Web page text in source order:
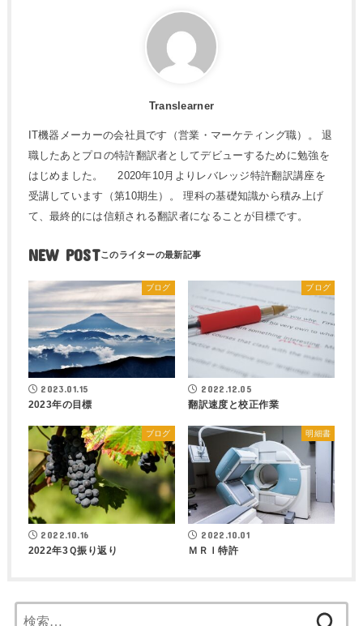
Translearner
IT機器メーカーの会社員です（営業・マーケティング職）。 退
職したあとプロの特許翻訳者としてデビューするために勉強を
はじめました。 2020年10月よりレバレッジ特許翻訳講座を
受講しています（第10期生）。 理科の基礎知識から積み上げ
て、最終的には信頼される翻訳者になることが目標です。
NEW POST
ブログ
2023.01.15
2023年の目標
ブログ
2022.12.05
翻訳速度と校正作業
ブログ
2022.10.16
2022年3Ｑ振り返り
明細書
2022.10.01
ＭＲＩ特許